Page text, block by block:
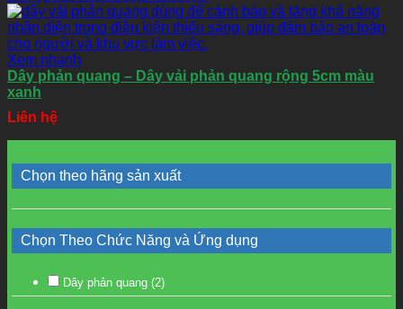
Xem nhanh
Dây phản quang – Dây vải phản quang rộng 5cm màu
xanh
Liên hệ
Chọn theo hãng sản xuất
Chọn Theo Chức Năng và Ứng dụng
Dây phản quang (2)